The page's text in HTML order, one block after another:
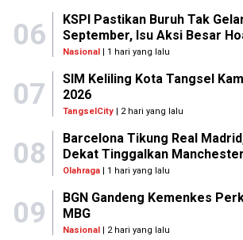
06
KSPI Pastikan Buruh Tak
September, Isu Aksi Besar
Nasional| 1 hari yang lalu
07
SIM Keliling Kota Tangsel
2026
TangselCity| 2 hari yang lalu
08
Barcelona Tikung Real
Dekat Tinggalkan
Olahraga| 1 hari yang lalu
09
BGN Gandeng Kemenkes
MBG
Nasional| 2 hari yang lalu